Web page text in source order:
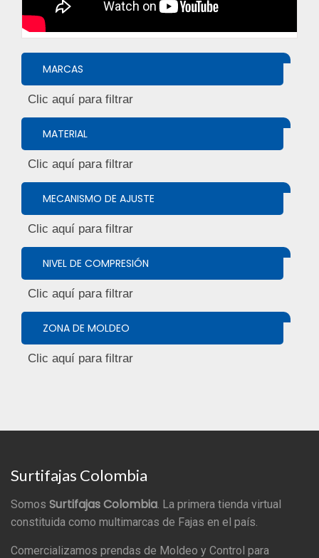
MARCAS
MATERIAL
MECANISMO DE AJUSTE
NIVEL DE COMPRESIÓN
ZONA DE MOLDEO
Surtifajas Colombia
Somos Surtifajas Colombia . La primera tienda virtual
constituida como multimarcas de Fajas en el país.
Comercializamos prendas de Moldeo y Control para